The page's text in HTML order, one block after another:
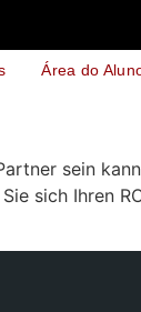
Área do
sein
sich Ihren